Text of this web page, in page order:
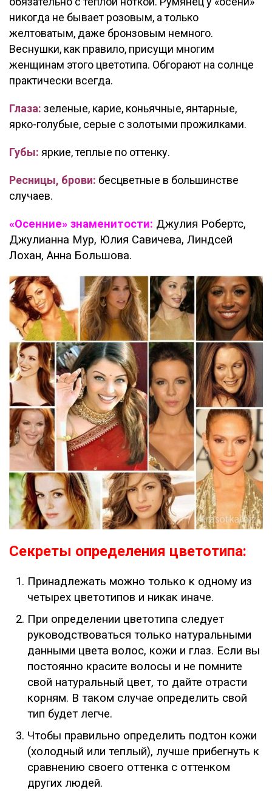
никогда не бывает розовым, а только
желтоватым, даже бронзовым немного.
Веснушки, как правило, присущи многим
женщинам этого цветотипа. Обгорают на солнце
практически всегда.
Глаза: зеленые, карие, коньячные, янтарные,
ярко-голубые, серые с золотыми прожилками.
Губы: яркие, теплые по оттенку.
Ресницы, брови: бесцветные в большинстве
случаев.
«Осенние» знаменитости: Джулия Робертс,
Джулианна Мур, Юлия Савичева, Линдсей
Лохан, Анна Большова.
Секреты определения цветотипа:
Принадлежать можно только к одному из
четырех цветотипов и никак иначе.
При определении цветотипа следует
руководствоваться только натуральными
данными цвета волос, кожи и глаз. Если вы
постоянно красите волосы и не помните
свой натуральный цвет, то дайте отрасти
корням. В таком случае определить свой
тип будет легче.
Чтобы правильно определить подтон кожи
(холодный или теплый), лучше прибегнуть к
сравнению своего оттенка с оттенком
других людей.